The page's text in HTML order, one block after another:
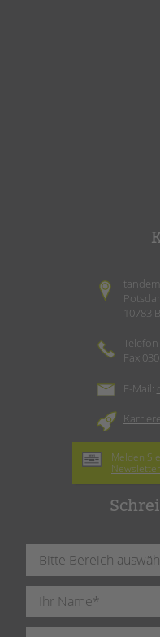
10783
Fax
E-Mail:
Karriere
Melden
Newsletter